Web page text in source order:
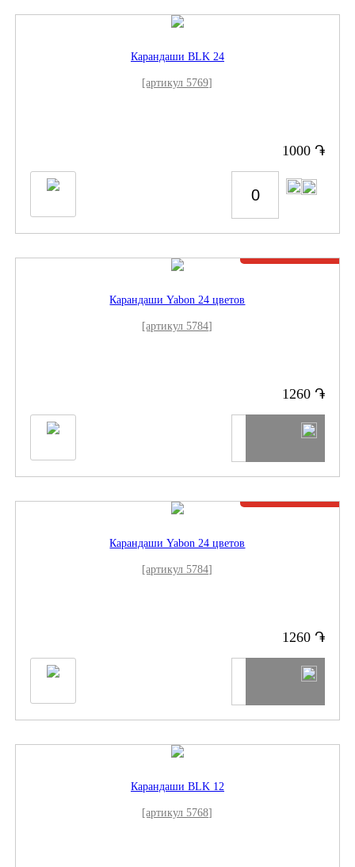
Карандаши BLK 24
[артикул 5769]
1000 ֏
Карандаши Yabon 24 цветов
[артикул 5784]
1260 ֏
Карандаши Yabon 24 цветов
[артикул 5784]
1260 ֏
Карандаши BLK 12
[артикул 5768]